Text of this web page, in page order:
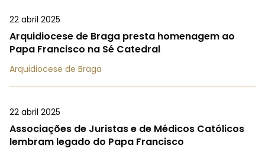
22 abril 2025
Arquidiocese de Braga presta homenagem ao
Papa Francisco na Sé Catedral
Arquidiocese de Braga
22 abril 2025
Associações de Juristas e de Médicos Católicos
lembram legado do Papa Francisco